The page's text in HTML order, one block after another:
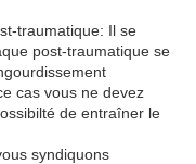
traumatique: Il se
post-traumatique se
cas vous ne devez
de entraîner le
syndiquons